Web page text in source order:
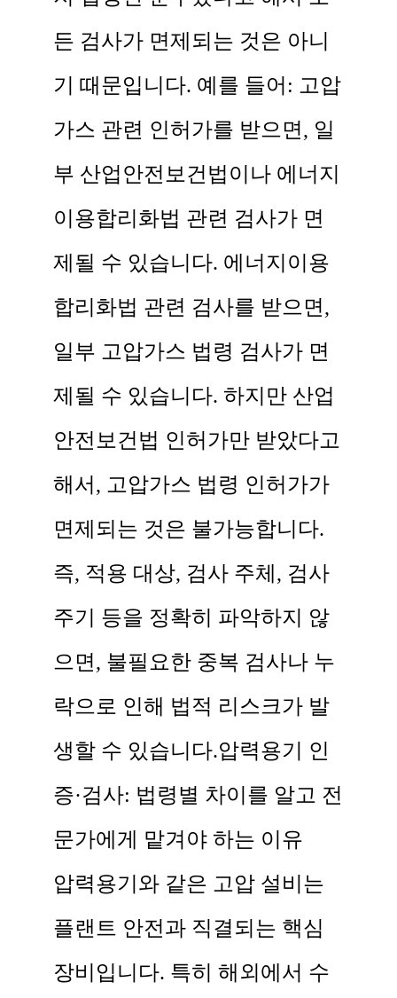
든 검사가 면제되는 것은 아니
기 때문입니다. 예를 들어: 고압
가스 관련 인허가를 받으면, 일
부 산업안전보건법이나 에너지
이용합리화법 관련 검사가 면
제될 수 있습니다. 에너지이용
합리화법 관련 검사를 받으면,
일부 고압가스 법령 검사가 면
제될 수 있습니다. 하지만 산업
안전보건법 인허가만 받았다고
해서, 고압가스 법령 인허가가
면제되는 것은 불가능합니다.
즉, 적용 대상, 검사 주체, 검사
주기 등을 정확히 파악하지 않
으면, 불필요한 중복 검사나 누
락으로 인해 법적 리스크가 발
생할 수 있습니다. ​ ​ 압력용기 인
증·검사: 법령별 차이를 알고 전
문가에게 맡겨야 하는 이유
압력용기와 같은 고압 설비는
플랜트 안전과 직결되는 핵심
장비입니다. 특히 해외에서 수